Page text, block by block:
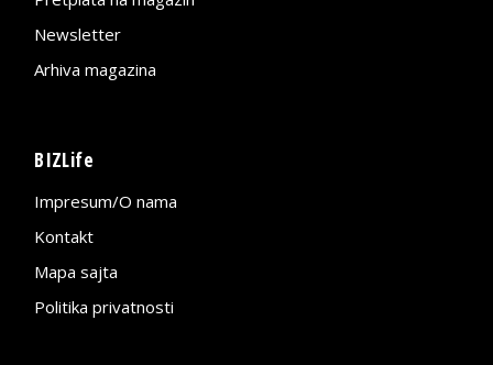
Newsletter
Arhiva magazina
BIZLife
Impresum/O nama
Kontakt
Mapa sajta
Politika privatnosti